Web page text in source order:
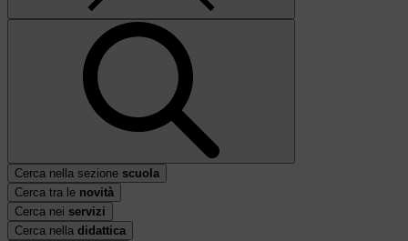
Cerca nella sezione scuola
Cerca tra le novità
Cerca nei servizi
Cerca nella didattica